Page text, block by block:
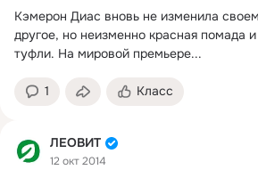
Кэмерон Диас вновь не изменила
другое, но неизменно красная помада
туфли. На мировой премьере...
1 Класс
ЛЕОВИТ
12 окт 2014